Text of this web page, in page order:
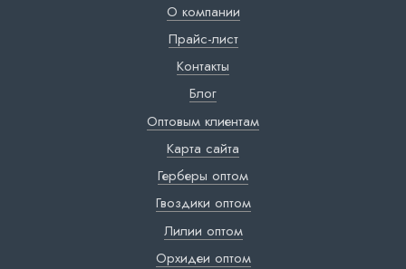
О компании
Прайс-лист
Контакты
Блог
Оптовым клиентам
Карта сайта
Герберы оптом
Гвоздики оптом
Лилии оптом
Орхидеи оптом